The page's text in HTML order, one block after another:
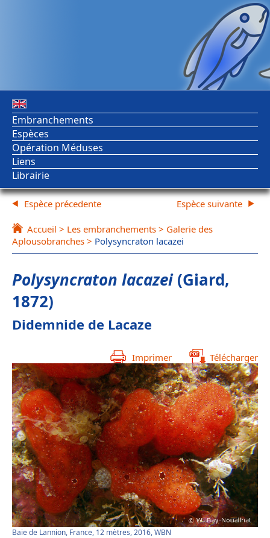
Embranchements
Espèces
Opération Méduses
Liens
Librairie
Espèce précedente
Accueil > Les embranchements > Galerie des
Aplousobranches > Polysyncraton lacazei
Espèce suivante
Polysyncraton lacazei(Giard,
1872)
Didemnide de Lacaze
Imprimer Télécharger
Baie de Lannion, France, 12 mètres, 2016, WBN